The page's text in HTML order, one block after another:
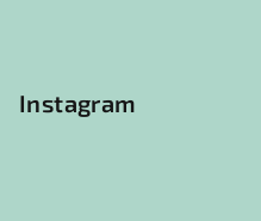
Instagram